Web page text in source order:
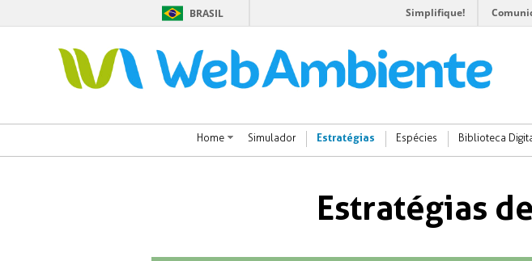
BRASIL Simplifique!
Home Simulador Estratégias Espécies Biblioteca
Estratégias